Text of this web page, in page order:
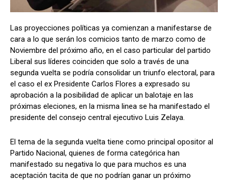
Comparta
WhatsApp
Síganos
Comparta
WhatsApp
Síganos
Las proyecciones políticas ya comienzan a manifestarse de
cara a lo que serán los comicios tanto de marzo como de
Noviembre del próximo año, en el caso particular del partido
Liberal sus líderes coinciden que solo a través de una
segunda vuelta se podría consolidar un triunfo electoral, para
el caso el ex Presidente Carlos Flores a expresado su
aprobación a la posibilidad de aplicar un balotaje en las
próximas eleciones, en la misma linea se ha manifestado el
presidente del consejo central ejecutivo Luis Zelaya.
El tema de la segunda vuelta tiene como principal opositor al
Partido Nacional, quienes de forma categórica han
manifestado su negativa lo que para muchos es una
aceptación tacita de que no podrían ganar un próximo